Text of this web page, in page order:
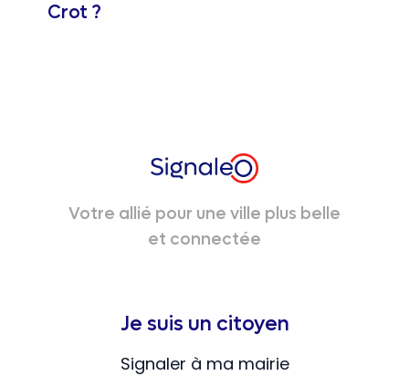
Crot ?
Votre allié pour une ville plus belle
et connectée
Je suis un citoyen
Signaler à ma mairie